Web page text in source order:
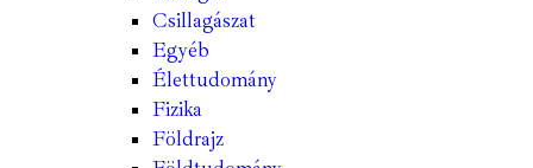
Csillagászat
Egyéb
Élettudomány
Fizika
Földrajz